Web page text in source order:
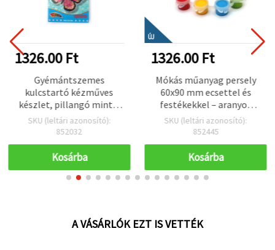
1326.00 Ft
Gyémántszemes
kulcstartó kézműves
készlet, pillangó minta,
8x7 cm
SKU (leltári azonosító):
852032
Kosárba
ÚJ
1326.00 Ft
Mókás műanyag persely
60x90 mm ecsettel és
festékekkel – aranyos
pingvin mintával
gyerekeknek, kreatív
SKU (leltári azonosító):
852445
Kosárba
A VÁSÁRLÓK EZT IS VETTÉK